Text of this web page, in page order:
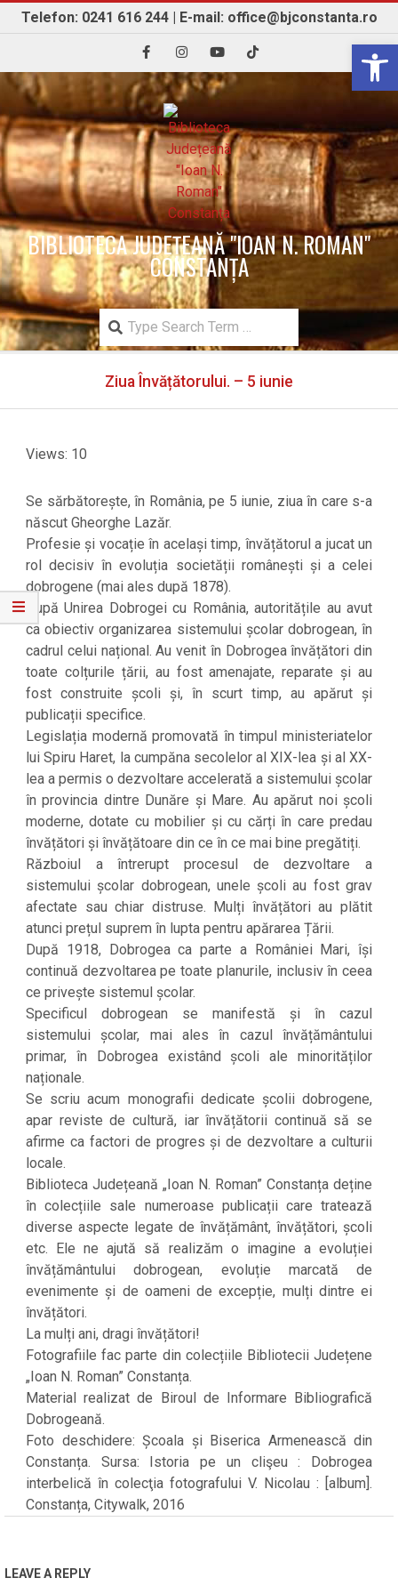
SkipTelefon: 0241 616 244 | E-mail: office@bjconstanta.ro
BIBLIOTECA JUDEȚEANĂ "IOAN N. ROMAN"
CONSTANȚA
Search
Ziua Învățătorului. – 5 iunie
Views: 10
Se sărbătorește, în România, pe 5 iunie, ziua în care s-a
născut Gheorghe Lazăr.
Profesie și vocație în același timp, învățătorul a jucat un
rol decisiv în evoluția societății românești și a celei
dobrogene (mai ales după 1878).
După Unirea Dobrogei cu România, autoritățile au avut
ca obiectiv organizarea sistemului școlar dobrogean, în
cadrul celui național. Au venit în Dobrogea învățători din
toate colțurile țării, au fost amenajate, reparate și au
fost construite școli și, în scurt timp, au apărut și
publicații specifice.
Legislația modernă promovată în timpul ministeriatelor
lui Spiru Haret, la cumpăna secolelor al XIX-lea și al XX-
lea a permis o dezvoltare accelerată a sistemului școlar
în provincia dintre Dunăre și Mare. Au apărut noi școli
moderne, dotate cu mobilier și cu cărți în care predau
învățători și învățătoare din ce în ce mai bine pregătiți.
Războiul a întrerupt procesul de dezvoltare a
sistemului școlar dobrogean, unele școli au fost grav
afectate sau chiar distruse. Mulți învățători au plătit
atunci prețul suprem în lupta pentru apărarea Țării.
După 1918, Dobrogea ca parte a României Mari, își
continuă dezvoltarea pe toate planurile, inclusiv în ceea
ce privește sistemul școlar.
Specificul dobrogean se manifestă și în cazul
sistemului școlar, mai ales în cazul învățământului
primar, în Dobrogea existând școli ale minorităților
naționale.
Se scriu acum monografii dedicate școlii dobrogene,
apar reviste de cultură, iar învățătorii continuă să se
afirme ca factori de progres și de dezvoltare a culturii
locale.
Biblioteca Județeană „Ioan N. Roman” Constanța deține
în colecțiile sale numeroase publicații care tratează
diverse aspecte legate de învățământ, învățători, școli
etc. Ele ne ajută să realizăm o imagine a evoluției
învățământului dobrogean, evoluție marcată de
evenimente și de oameni de excepție, mulți dintre ei
învățători.
La mulți ani, dragi învățători!
Fotografiile fac parte din colecțiile Bibliotecii Județene
„Ioan N. Roman” Constanța.
Material realizat de Biroul de Informare Bibliografică
Dobrogeană.
Foto deschidere: Școala și Biserica Armenească din
Constanța. Sursa: Istoria pe un clişeu : Dobrogea
interbelică în colecţia fotografului V. Nicolau : [album].
Constanța, Citywalk, 2016
05
LEAVE A REPLY